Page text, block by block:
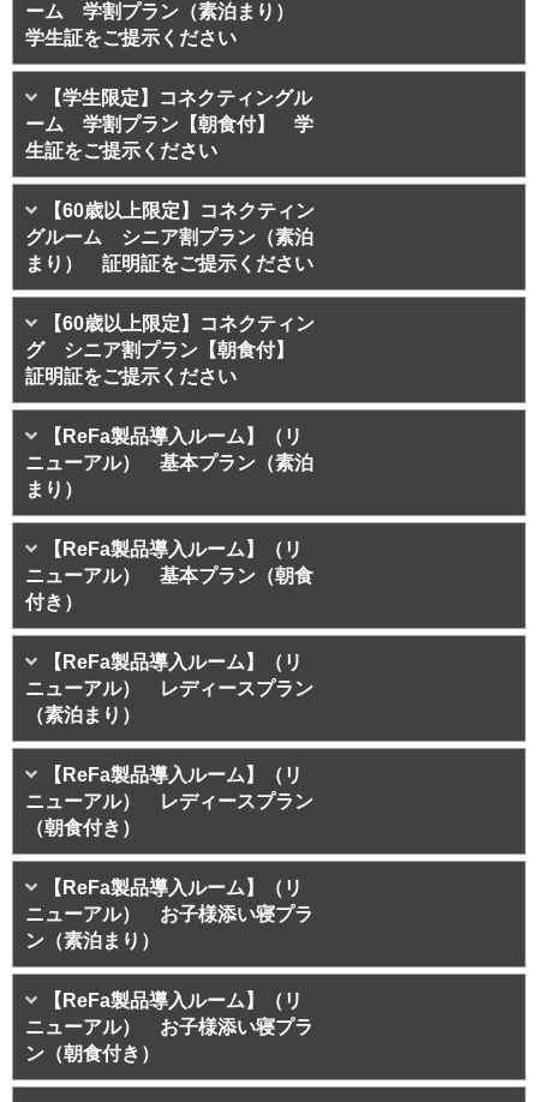
ーム 学割プラン（素泊まり）
学生証をご提示ください
【学生限定】コネクティングル
ーム 学割プラン【朝食付】 学
生証をご提示ください
【60歳以上限定】コネクティン
グルーム シニア割プラン（素泊
まり） 証明証をご提示ください
【60歳以上限定】コネクティン
グ シニア割プラン【朝食付】
証明証をご提示ください
【ReFa製品導入ルーム】（リ
ニューアル） 基本プラン（素泊
まり）
【ReFa製品導入ルーム】（リ
ニューアル） 基本プラン（朝食
付き）
【ReFa製品導入ルーム】（リ
ニューアル） レディースプラン
（素泊まり）
【ReFa製品導入ルーム】（リ
ニューアル） レディースプラン
（朝食付き）
【ReFa製品導入ルーム】（リ
ニューアル） お子様添い寝プラ
ン（素泊まり）
【ReFa製品導入ルーム】（リ
ニューアル） お子様添い寝プラ
ン（朝食付き）